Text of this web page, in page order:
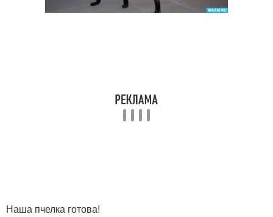
Наша пчелка готова!